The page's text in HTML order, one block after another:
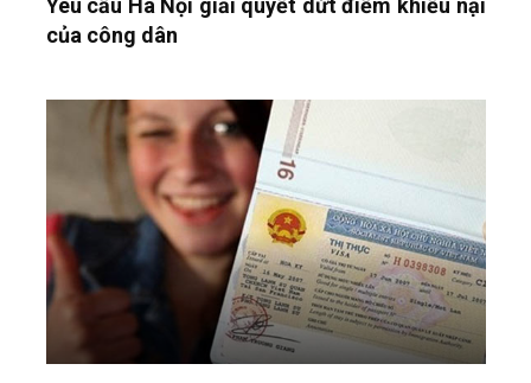
Yêu cầu Hà Nội giải quyết dứt điểm khiếu nại
của công dân